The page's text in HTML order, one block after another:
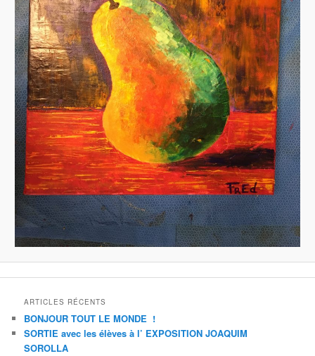
ARTICLES RÉCENTS
BONJOUR TOUT LE MONDE !
SORTIE avec les élèves à l’ EXPOSITION JOAQUIM
SOROLLA